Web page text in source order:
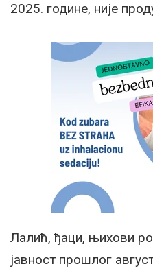
2025. године, није
Лалић, ђаци, њихови
јавност прошлог